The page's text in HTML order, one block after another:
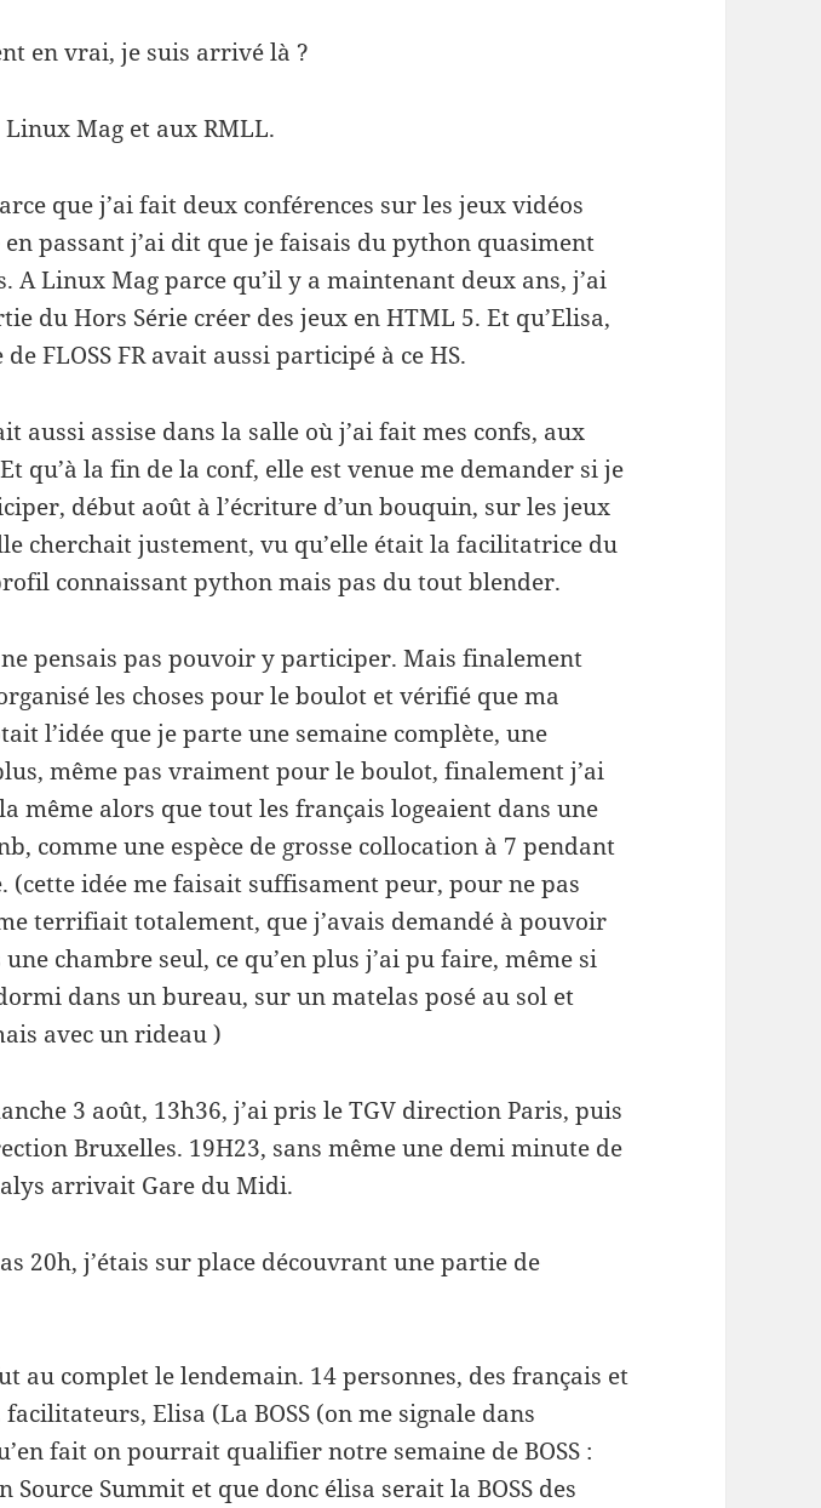
en vrai, je suis arrivé là ?
Linux Mag et aux RMLL.
que j’ai fait deux conférences sur les jeux vidéos
passant j’ai dit que je faisais du python quasiment
A Linux Mag parce qu’il y a maintenant deux ans, j’ai
du Hors Série créer des jeux en HTML 5. Et qu’Elisa,
FLOSS FR avait aussi participé à ce HS.
aussi assise dans la salle où j’ai fait mes confs, aux
qu’à la fin de la conf, elle est venue me demander si je
début août à l’écriture d’un bouquin, sur les jeux
cherchait justement, vu qu’elle était la facilitatrice du
connaissant python mais pas du tout blender.
pensais pas pouvoir y participer. Mais finalement
les choses pour le boulot et vérifié que ma
l’idée que je parte une semaine complète, une
même pas vraiment pour le boulot, finalement j’ai
même alors que tout les français logeaient dans une
comme une espèce de grosse collocation à 7 pendant
(cette idée me faisait suffisament peur, pour ne pas
terrifiait totalement, que j’avais demandé à pouvoir
chambre seul, ce qu’en plus j’ai pu faire, même si
dans un bureau, sur un matelas posé au sol et
avec un rideau )
3 août, 13h36, j’ai pris le TGV direction Paris, puis
Bruxelles. 19H23, sans même une demi minute de
arrivait Gare du Midi.
20h, j’étais sur place découvrant une partie de
au complet le lendemain. 14 personnes, des français et
facilitateurs, Elisa (La BOSS (on me signale dans
fait on pourrait qualifier notre semaine de BOSS :
Source Summit et que donc élisa serait la BOSS des